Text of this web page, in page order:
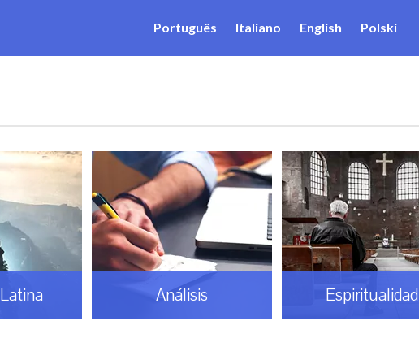
Português Italiano English Polski
Análisis Espiritualidad